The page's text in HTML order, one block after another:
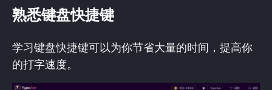
熟悉键盘快捷键
学习键盘快捷键可以为你节省大量的时间，提高你
的打字速度。